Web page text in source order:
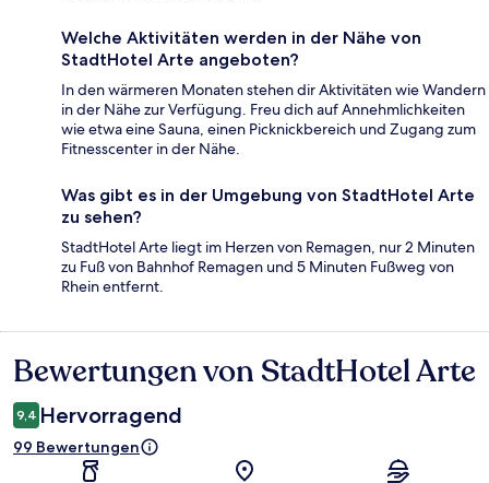
Welche Aktivitäten werden in der Nähe von
StadtHotel Arte angeboten?
In den wärmeren Monaten stehen dir Aktivitäten wie Wandern
in der Nähe zur Verfügung. Freu dich auf Annehmlichkeiten
wie etwa eine Sauna, einen Picknickbereich und Zugang zum
Fitnesscenter in der Nähe.
Was gibt es in der Umgebung von StadtHotel Arte
zu sehen?
StadtHotel Arte liegt im Herzen von Remagen, nur 2 Minuten
zu Fuß von Bahnhof Remagen und 5 Minuten Fußweg von
Rhein entfernt.
Bewertungen
Bewertungen von StadtHotel Arte
9,4 Hervorragend
99 Bewertungen